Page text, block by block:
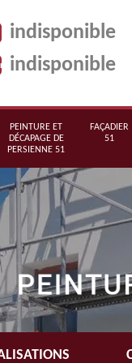
indisponible
indisponible
PEINTURE ET
DÉCAPAGE DE
PERSIENNE 51
FAÇADIER
51